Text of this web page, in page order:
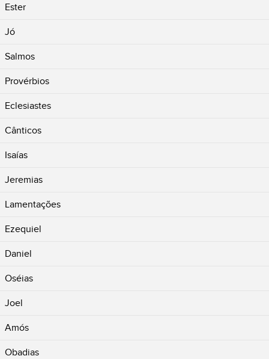
Ester
Jó
Salmos
Provérbios
Eclesiastes
Cânticos
Isaías
Jeremias
Lamentações
Ezequiel
Daniel
Oséias
Joel
Amós
Obadias